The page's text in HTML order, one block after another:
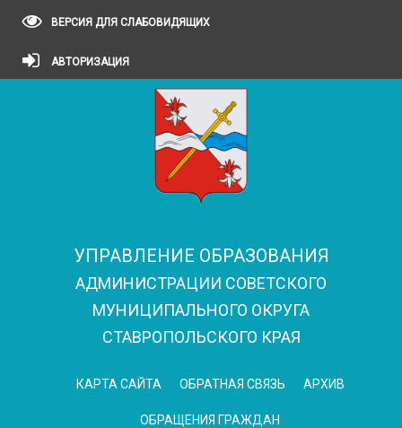
ВЕРСИЯ ДЛЯ СЛАБОВИДЯЩИХ
АВТОРИЗАЦИЯ
УПРАВЛЕНИЕ ОБРАЗОВАНИЯ
АДМИНИСТРАЦИИ СОВЕТСКОГО
МУНИЦИПАЛЬНОГО ОКРУГА
СТАВРОПОЛЬСКОГО КРАЯ
КАРТА САЙТА ОБРАТНАЯ СВЯЗЬ АРХИВ
ОБРАЩЕНИЯ ГРАЖДАН